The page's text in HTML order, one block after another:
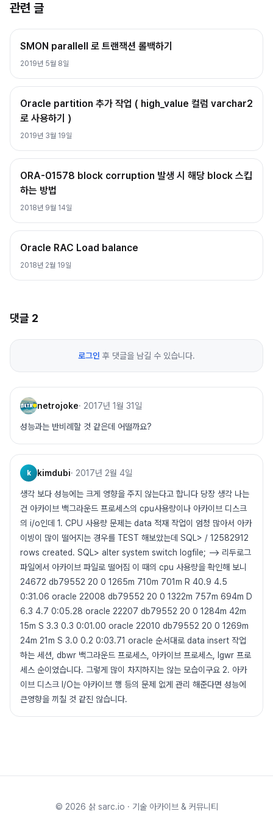
관련 글
SMON parallell 로 트랜잭션 롤백하기
2019년 5월 8일
Oracle partition 추가 작업 ( high_value 컬럼 varchar2
로 사용하기 )
2019년 3월 19일
ORA-01578 block corruption 발생 시 해당 block 스킵
하는 방법
2018년 9월 14일
Oracle RAC Load balance
2018년 2월 19일
댓글 2
로그인 후 댓글을 남길 수 있습니다.
netrojoke· 2017년 1월 31일
성능과는 반비례할 것 같은데 어떨까요?
k kimdubi· 2017년 2월 4일
생각 보다 성능에는 크게 영향을 주지 않는다고 합니다 당장 생각 나는
건 아카이브 백그라운드 프로세스의 cpu사용량이나 아카이브 디스크
의 i/o인데 1. CPU 사용량 문제는 data 적재 작업이 엄청 많아서 아카
이빙이 많이 떨어지는 경우를 TEST 해보았는데 SQL> / 12582912
rows created. SQL> alter system switch logfile; --> 리두로그
파일에서 아카이브 파일로 떨어짐 이 때의 cpu 사용량을 확인해 보니
24672 db79552 20 0 1265m 710m 701m R 40.9 4.5
0:31.06 oracle 22008 db79552 20 0 1322m 757m 694m D
6.3 4.7 0:05.28 oracle 22207 db79552 20 0 1284m 42m
15m S 3.3 0.3 0:01.00 oracle 22010 db79552 20 0 1269m
24m 21m S 3.0 0.2 0:03.71 oracle 순서대로 data insert 작업
하는 세션, dbwr 백그라운드 프로세스, 아카이브 프로세스, lgwr 프로
세스 순이었습니다. 그렇게 많이 차지하지는 않는 모습이구요 2. 아카
이브 디스크 I/O는 아카이브 행 등의 문제 없게 관리 해준다면 성능에
큰영향을 끼칠 것 같진 않습니다.
© 2026 삵 sarc.io · 기술 아카이브 & 커뮤니티